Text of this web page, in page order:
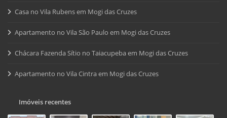
Casa no Vila Rubens em Mogi das Cruzes
Apartamento no Vila São Paulo em Mogi das Cruzes
Chácara Fazenda Sítio no Taiacupeba em Mogi das Cruzes
Apartamento no Vila Cintra em Mogi das Cruzes
Imóveis recentes